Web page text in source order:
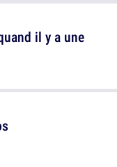
il y a une